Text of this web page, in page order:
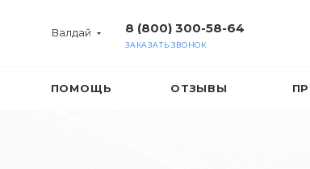
Валдай 8 (800) 300-58-64
ЗАКАЗАТЬ ЗВОНОК
ПОМОЩЬ ОТЗЫВЫ